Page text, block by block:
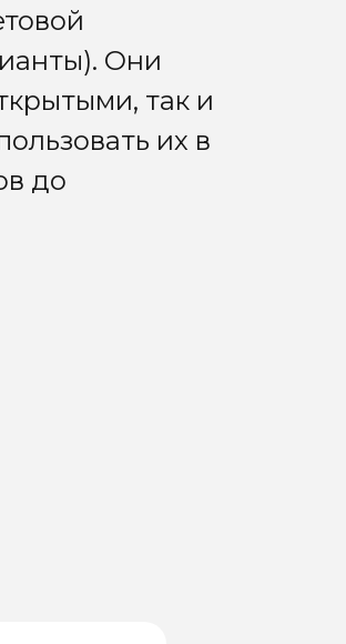
Они
так и
их в
до